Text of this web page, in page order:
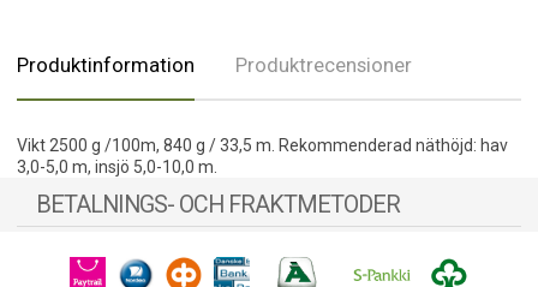
Produktinformation Produktrecensioner
Vikt 2500 g /100m, 840 g / 33,5 m. Rekommenderad näthöjd: hav
3,0-5,0 m, insjö 5,0-10,0 m.
BETALNINGS- OCH FRAKTMETODER